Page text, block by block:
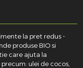
la pret redus -
produse BIO si
care ajuta la
ulei de cocos,